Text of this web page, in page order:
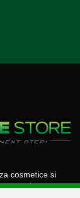
cosmetice si
camioane